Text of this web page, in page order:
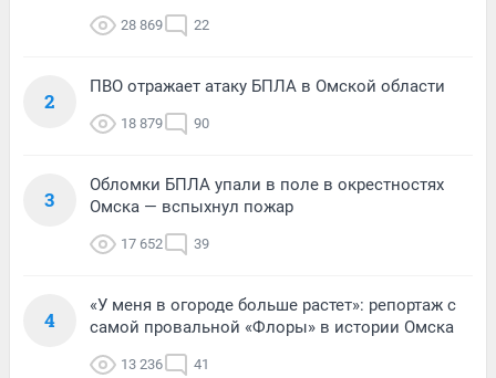
28 869 22
2
ПВО отражает атаку БПЛА в Омской области
18 879 90
3
Обломки БПЛА упали в поле в окрестностях
Омска — вспыхнул пожар
17 652 39
4
«У меня в огороде больше растет»: репортаж с
самой провальной «Флоры» в истории Омска
13 236 41